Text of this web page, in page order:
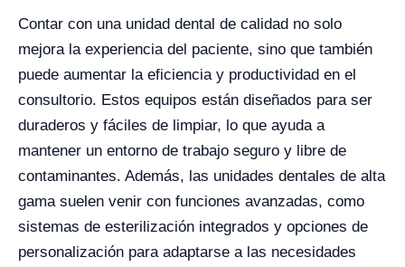
Contar con una unidad dental de calidad no solo
mejora la experiencia del paciente, sino que también
puede aumentar la eficiencia y productividad en el
consultorio. Estos equipos están diseñados para ser
duraderos y fáciles de limpiar, lo que ayuda a
mantener un entorno de trabajo seguro y libre de
contaminantes. Además, las unidades dentales de alta
gama suelen venir con funciones avanzadas, como
sistemas de esterilización integrados y opciones de
personalización para adaptarse a las necesidades